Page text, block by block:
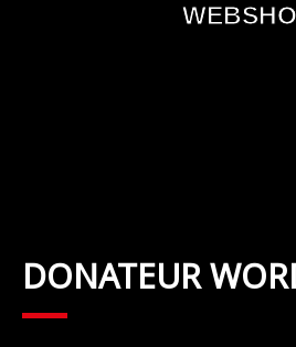
DONATEUR